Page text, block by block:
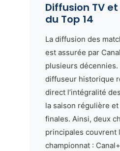
Diffusion TV
du Top 14
La diffusion des
est assurée par
plusieurs décennies.
diffuseur historique
direct l’intégralité
la saison régulière
finales. Ainsi, deux
principales couvrent
championnat :